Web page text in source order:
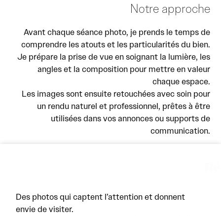
Notre approche
Avant chaque séance photo, je prends le temps de
comprendre les atouts et les particularités du bien.
Je prépare la prise de vue en soignant la lumière, les
angles et la composition pour mettre en valeur
chaque espace.
Les images sont ensuite retouchées avec soin pour
un rendu naturel et professionnel, prêtes à être
utilisées dans vos annonces ou supports de
communication.
Des photos qui captent l’attention et donnent
envie de visiter.